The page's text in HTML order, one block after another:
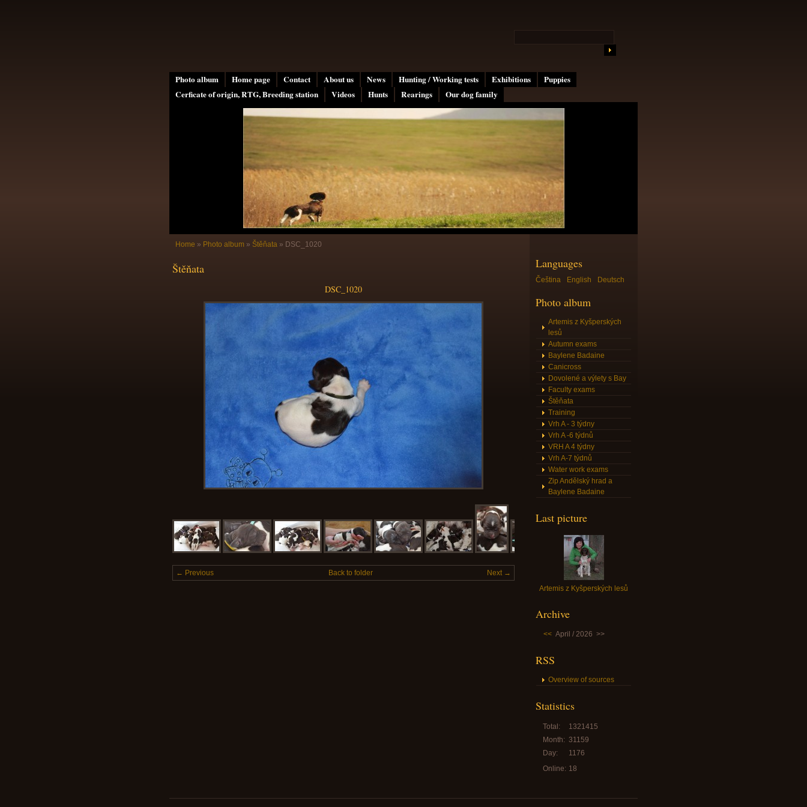
Photo album Home page Contact About us News Hunting / Working tests Exhibitions
Puppies
Cerficate of origin, RTG, Breeding station
Videos Hunts Rearings Our dog family
Home » Photo album » Štěňata » DSC_1020
Štěňata
DSC_1020
← Previous Next →
Back to folder
Languages
Čeština English Deutsch
Photo album
Artemis z Kyšperských
lesů
Autumn exams
Baylene Badaine
Canicross
Dovolené a výlety s Bay
Faculty exams
Štěňata
Training
Vrh A - 3 týdny
Vrh A -6 týdnů
VRH A 4 týdny
Vrh A-7 týdnů
Water work exams
Zip Andělský hrad a
Baylene Badaine
Last picture
Artemis z Kyšperských lesů
Archive
<< April / 2026 >>
RSS
Overview of sources
Statistics
Online: 18
Total:
1321415
Month: 31159
Day:
1176